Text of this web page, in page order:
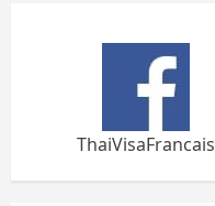
ThaiVisaFrancais